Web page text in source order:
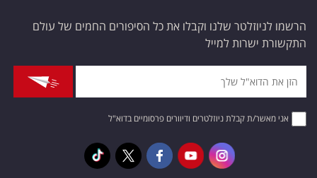
הרשמו לניוזלטר שלנו וקבלו את כל הסיפורים החמים של עולם
התקשורת ישרות למייל
אני מאשר/ת קבלת ניוזלטרים ודיוורים פרסומיים בדוא"ל